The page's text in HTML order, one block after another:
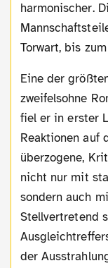
harmonischer.
Torwart, bis
Eine der größten Überraschungen dieser Saison ist
zweifelsohne
fiel er in erster
Reaktionen auf
überzogene,
nicht nur mit
sondern auch
Stellvertretend
der